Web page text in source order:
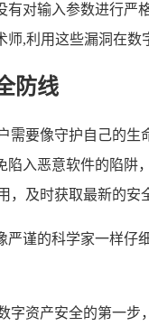
有对输入参数进行严
,利用这些漏洞在数
防线
需要像守护自己的
陷入恶意软件的陷
，及时获取最新的安
严谨的科学家一样仔
字资产安全的第一